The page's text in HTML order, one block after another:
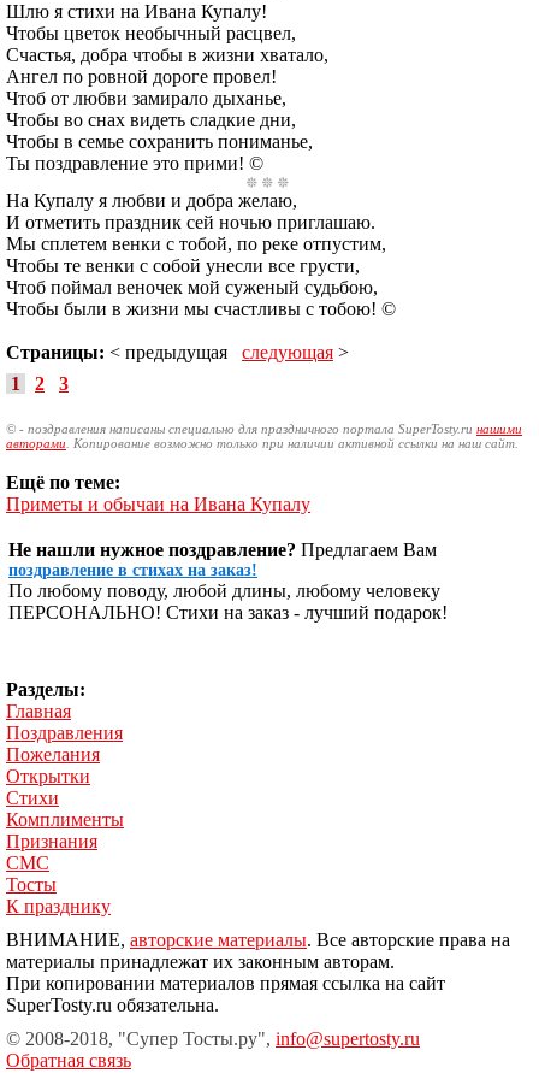
Шлю я стихи на Ивана Купалу!
Чтобы цветок необычный расцвел,
Счастья, добра чтобы в жизни хватало,
Ангел по ровной дороге провел!
Чтоб от любви замирало дыханье,
Чтобы во снах видеть сладкие дни,
Чтобы в семье сохранить пониманье,
Ты поздравление это прими! ©
На Купалу я любви и добра желаю,
И отметить праздник сей ночью приглашаю.
Мы сплетем венки с тобой, по реке отпустим,
Чтобы те венки с собой унесли все грусти,
Чтоб поймал веночек мой суженый судьбою,
Чтобы были в жизни мы счастливы с тобою! ©
Страницы: < предыдущая следующая >
1
2 3
© - поздравления написаны специально для праздничного портала SuperTosty.ru нашими
авторами . Копирование возможно только при наличии активной ссылки на наш сайт.
Ещё по теме:
Приметы и обычаи на Ивана Купалу
Не нашли нужное поздравление? Предлагаем Вам
поздравление в стихах на заказ!
По любому поводу, любой длины, любому человеку
ПЕРСОНАЛЬНО! Стихи на заказ - лучший подарок!
Разделы:
Главная
Поздравления
Пожелания
Открытки
Стихи
Комплименты
Признания
СМС
Тосты
К празднику
ВНИМАНИЕ, авторские материалы. Все авторские права на
материалы принадлежат их законным авторам.
При копировании материалов прямая ссылка на сайт
SuperTosty.ru обязательна.
© 2008-2018, "Супер Тосты.ру", info@supertosty.ru
Обратная связь